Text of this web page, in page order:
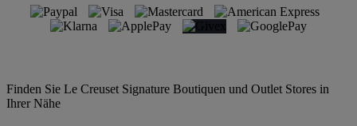
Finden Sie Le Creuset Signature Boutiquen und Outlet Stores in
Ihrer Nähe